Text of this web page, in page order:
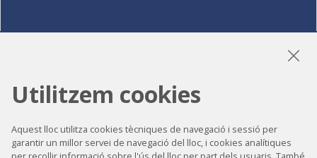
Accessibilitat
Utilitzem cookies
Aquest lloc utilitza cookies tècniques de navegació i sessió per
garantir un millor servei de navegació del lloc, i cookies analítiques